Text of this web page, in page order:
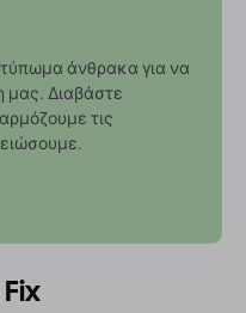
άνθρακα για να
μας. Διαβάστε
τις